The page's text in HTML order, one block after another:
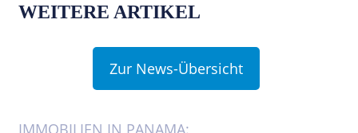
WEITERE ARTIKEL
Zur News-Übersicht